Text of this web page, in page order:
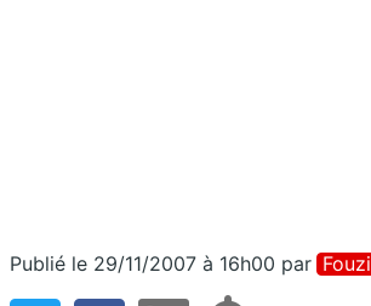
Publié le 29/11/2007 à 16h00 par Fouzi